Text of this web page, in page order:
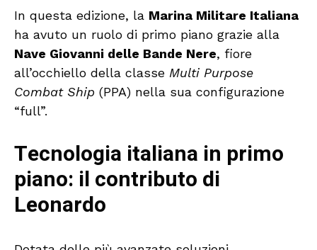
In questa edizione, la Marina Militare Italiana
ha avuto un ruolo di primo piano grazie alla
Nave Giovanni delle Bande Nere, fiore
all’occhiello della classe Multi Purpose
Combat Ship (PPA) nella sua configurazione
“full”.
Tecnologia italiana in primo
piano: il contributo di
Leonardo